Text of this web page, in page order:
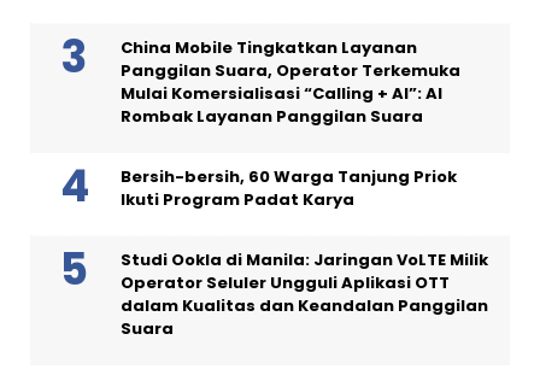
China Mobile Tingkatkan Layanan
Panggilan Suara, Operator Terkemuka
Mulai Komersialisasi “Calling + AI”: AI
Rombak Layanan Panggilan Suara
Bersih-bersih, 60 Warga Tanjung Priok
Ikuti Program Padat Karya
Studi Ookla di Manila: Jaringan VoLTE Milik
Operator Seluler Ungguli Aplikasi OTT
dalam Kualitas dan Keandalan Panggilan
Suara